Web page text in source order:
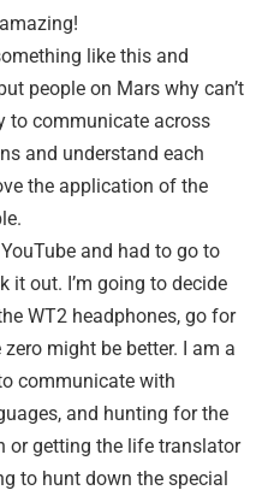
like this and
people on Mars why can’t
to communicate across
and understand each
the application of the
and had to go to
it out. I’m going to decide
WT2 headphones, go for
might be better. I am a
communicate with
and hunting for the
or getting the life translator
to hunt down the special